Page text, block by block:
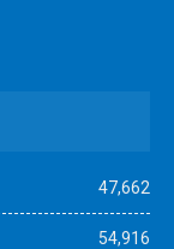
47,662
54,916